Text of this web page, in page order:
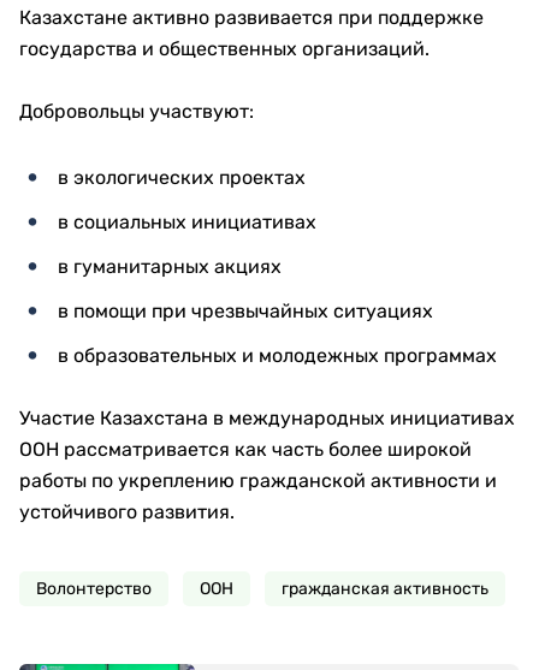
Казахстане активно развивается при поддержке
государства и общественных организаций.
Добровольцы участвуют:
в экологических проектах
в социальных инициативах
в гуманитарных акциях
в помощи при чрезвычайных ситуациях
в образовательных и молодежных программах
Участие Казахстана в международных инициативах
ООН рассматривается как часть более широкой
работы по укреплению гражданской активности и
устойчивого развития.
Волонтерство ООН гражданская активность